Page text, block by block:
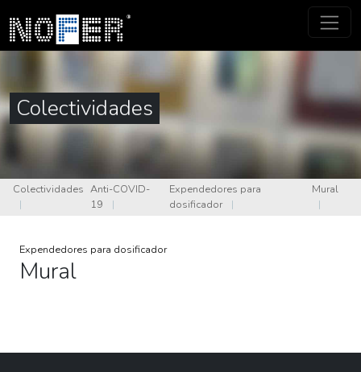
Colectividades
Colectividades
|
Anti-COVID-
19
|
Expendedores para
dosificador
|
Mural
|
Expendedores para dosificador
Mural